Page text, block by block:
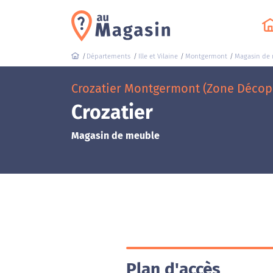
Départements Ille et Vilaine Montgermont Magasin de
Crozatier Montgermont (Zone
Crozatier
Magasin de meuble